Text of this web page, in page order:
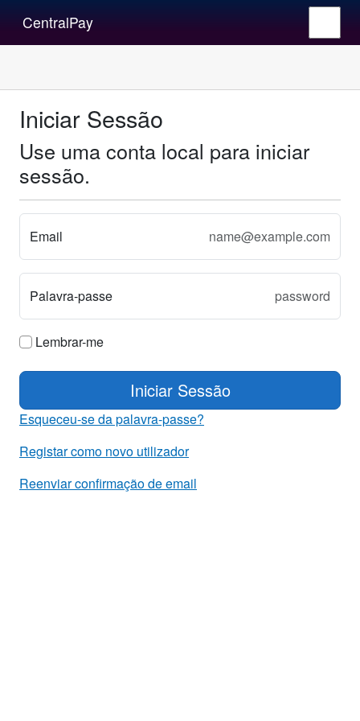
CentralPay
Iniciar Sessão
Use uma conta local para iniciar
sessão.
Email
Palavra-passe
Lembrar-me
Iniciar Sessão
Esqueceu-se da palavra-passe?
Registar como novo utilizador
Reenviar confirmação de email